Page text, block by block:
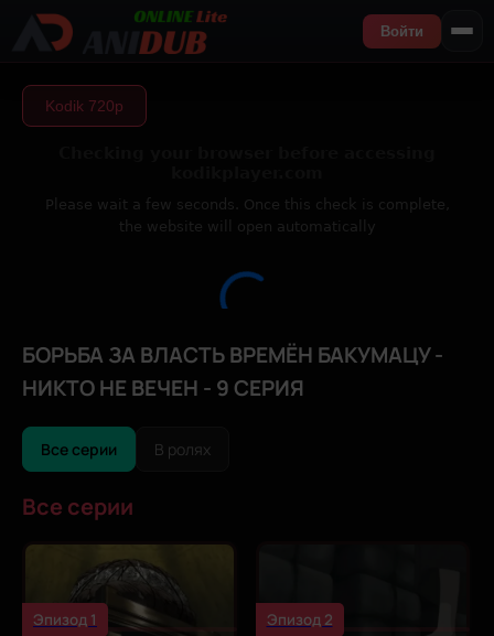
Войти
Kodik 720р
БОРЬБА ЗА ВЛАСТЬ ВРЕМЁН БАКУМАЦУ -
НИКТО НЕ ВЕЧЕН - 9 СЕРИЯ
Все серии В ролях
Все серии
Эпизод 1 Эпизод 2